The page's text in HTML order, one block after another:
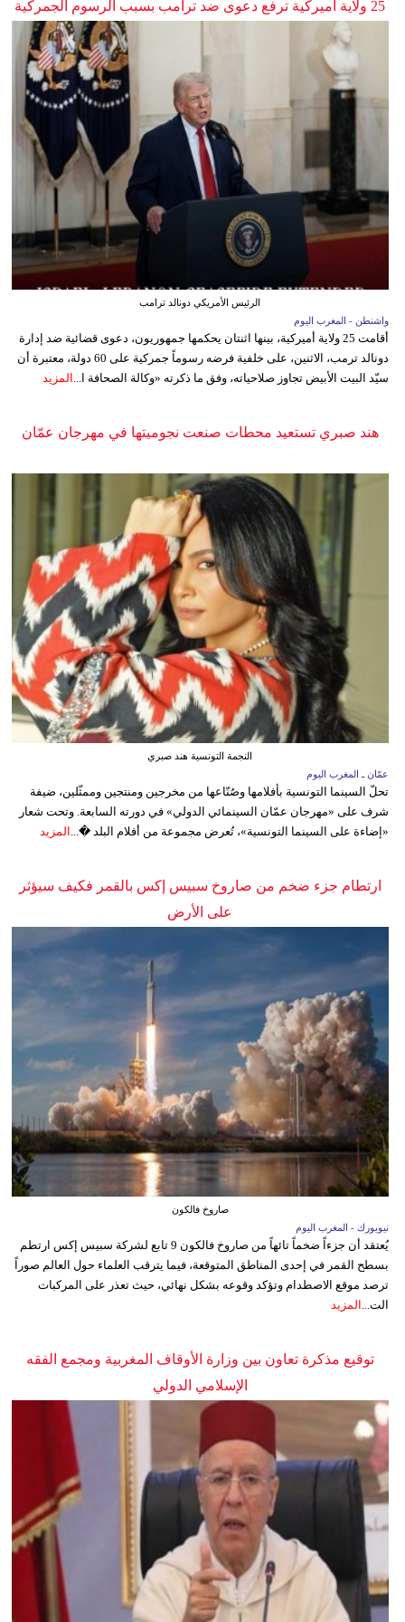
25 ولاية أميركية ترفع دعوى ضد ترامب بسبب الرسوم الجمركية
الرئيس الأمريكي دونالد ترامب
واشنطن - المغرب اليوم
أقامت 25 ولاية أميركية، بينها اثنتان يحكمها جمهوريون، دعوى قضائية ضد إدارة
دونالد ترمب، الاثنين، على خلفية فرضه رسوماً جمركية على 60 دولة، معتبرة أن
سيّد البيت الأبيض تجاوز صلاحياته، وفق ما ذكرته «وكالة الصحافة ا... المزيد
هند صبري تستعيد محطات صنعت نجوميتها في مهرجان عمّان
النجمة التونسية هند صبري
عمّان ـ المغرب اليوم
تحلّ السينما التونسية بأفلامها وصُنّاعها من مخرجين ومنتجين وممثّلين، ضيفة
شرف على «مهرجان عمّان السينمائي الدولي» في دورته السابعة. وتحت شعار
«إضاءة على السينما التونسية»، تُعرض مجموعة من أفلام البلد �... المزيد
ارتطام جزء ضخم من صاروخ سبيس إكس بالقمر فكيف سيؤثر
على الأرض
صاروخ فالكون
نيويورك - المغرب اليوم
يُعتقد أن جزءاً ضخماً تائهاً من صاروخ فالكون 9 تابع لشركة سبيس إكس ارتطم
بسطح القمر في إحدى المناطق المتوقعة، فيما يترقب العلماء حول العالم صوراً
ترصد موقع الاصطدام وتؤكد وقوعه بشكل نهائي، حيث تعذر على المركبات
الت...
المزيد
توقيع مذكرة تعاون بين وزارة الأوقاف المغربية ومجمع الفقه
الإسلامي الدولي